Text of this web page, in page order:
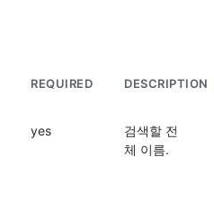
REQUIRED DESCRIPTION
yes
검색할 전
체 이름.